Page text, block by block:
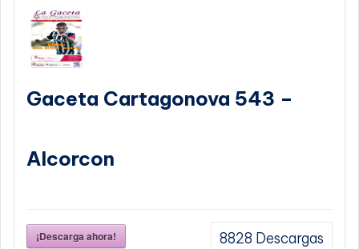
Gaceta Cartagonova 543 –
Alcorcon
¡Descarga ahora! 8828 Descargas